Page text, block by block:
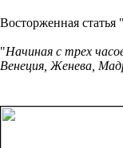
Восторженная
"Начиная с трех
Венеция, Женева,